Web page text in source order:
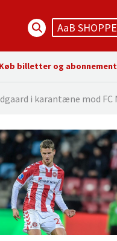
AaB
Køb billetter og abonnement
i karantæne mod